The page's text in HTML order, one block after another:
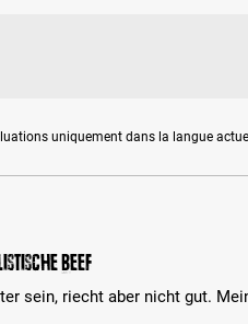
uniquement dans la langue
Beef
sein, riecht aber nicht gut.